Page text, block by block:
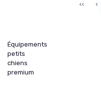
‹‹ ‹
Équipements
petits
chiens
premium